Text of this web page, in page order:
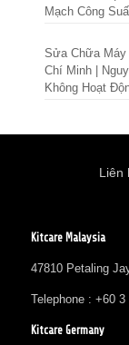
Mạch Công
Sửa Chữa Máy
Chí Minh |
Không Hoạt
Liên
Kitcare Malaysia
47810 Petaling
Telephone : +60 3
Kitcare Germany